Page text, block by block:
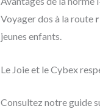
Voyager dos à la route
jeunes enfants.
Le Joie et le Cybex
Consultez notre guide